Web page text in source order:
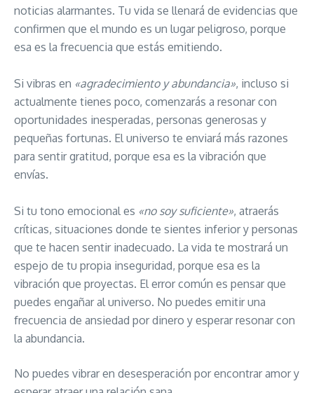
noticias alarmantes. Tu vida se llenará de evidencias que
confirmen que el mundo es un lugar peligroso, porque
esa es la frecuencia que estás emitiendo.
Si vibras en «agradecimiento y abundancia», incluso si
actualmente tienes poco, comenzarás a resonar con
oportunidades inesperadas, personas generosas y
pequeñas fortunas. El universo te enviará más razones
para sentir gratitud, porque esa es la vibración que
envías.
Si tu tono emocional es «no soy suficiente», atraerás
críticas, situaciones donde te sientes inferior y personas
que te hacen sentir inadecuado. La vida te mostrará un
espejo de tu propia inseguridad, porque esa es la
vibración que proyectas. El error común es pensar que
puedes engañar al universo. No puedes emitir una
frecuencia de ansiedad por dinero y esperar resonar con
la abundancia.
No puedes vibrar en desesperación por encontrar amor y